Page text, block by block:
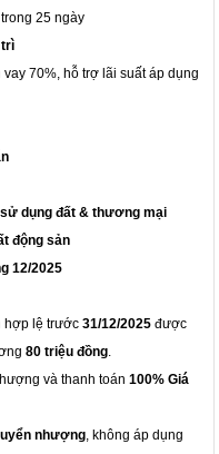
trong 25 ngày
trì
70%, hỗ trợ lãi suất áp dụng
dụng đất & thương mại
động sản
12/2025
hợp lệ trước31/12/2025 được
80 triệu đồng.
và thanh toán100% Giá
nhượng, không áp dụng